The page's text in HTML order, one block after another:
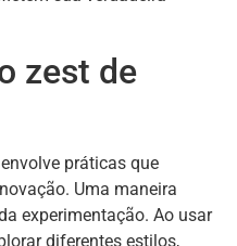
zest de
práticas que
Uma maneira
experimentação. Ao usar
diferentes estilos,